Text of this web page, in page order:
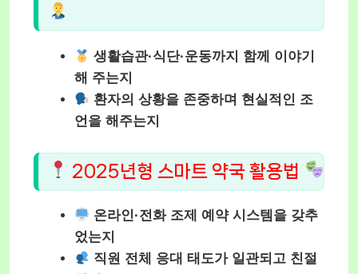
생활습관·식단·운동까지 함께 이야기
해 주는지
환자의 상황을 존중하며 현실적인 조
언을 해주는지
2025년형 스마트 약국 활용법
온라인·전화 조제 예약 시스템을 갖추
었는지
직원 전체 응대 태도가 일관되고 친절